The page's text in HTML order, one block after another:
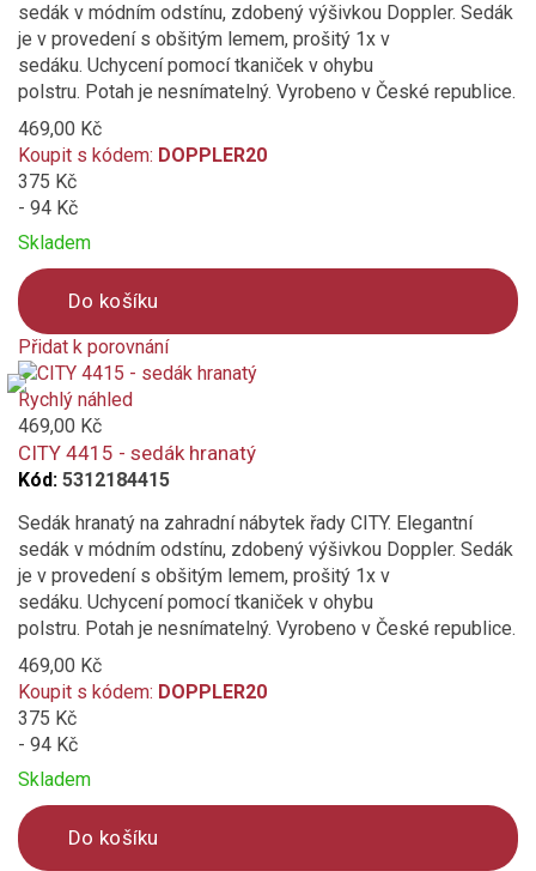
sedák v módním odstínu, zdobený výšivkou Doppler. Sedák
je v provedení s obšitým lemem, prošitý 1x v
sedáku. Uchycení pomocí tkaniček v ohybu
polstru. Potah je nesnímatelný. Vyrobeno v České republice.
469,00 Kč
Koupit s kódem: DOPPLER20
375 Kč
- 94 Kč
Skladem
Do košíku
Přidat k porovnání
Product
is
added
to
compare
Rychlý náhled
469,00 Kč
CITY 4415 - sedák hranatý
Kód: 5312184415
Sedák hranatý na zahradní nábytek řady CITY. Elegantní
sedák v módním odstínu, zdobený výšivkou Doppler. Sedák
je v provedení s obšitým lemem, prošitý 1x v
sedáku. Uchycení pomocí tkaniček v ohybu
polstru. Potah je nesnímatelný. Vyrobeno v České republice.
469,00 Kč
Koupit s kódem: DOPPLER20
375 Kč
- 94 Kč
Skladem
Do košíku